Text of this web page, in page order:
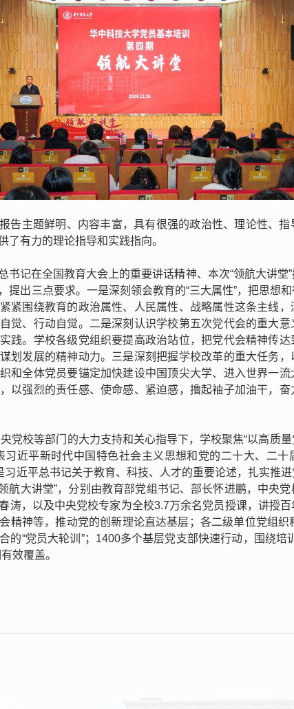
告主题鲜明、内容丰富，具有很强的政治性、理论性、
了有力的理论指导和实践指向。
书记在全国教育大会上的重要讲话精神、本次“领航大讲堂
提出三点要求。一是深刻领会教育的“三大属性”，把思想
紧围绕教育的政治属性、人民属性、战略属性这条主线
觉、行动自觉。二是深刻认识学校第五次党代会的重大意
践。学校各级党组织要提高政治站位，把党代会精神传
划发展的精神动力。三是深刻把握学校改革的重大任务
和全体党员要锚定加快建设中国顶尖大学、进入世界一
以强烈的责任感、使命感、紧迫感，撸起袖子加油干，
党校等部门的大力支持和关心指导下，学校聚焦“以高质
习近平新时代中国特色社会主义思想和党的二十大、二十
习近平总书记关于教育、科技、人才的重要论述，扎实推
航大讲堂”，分别由教育部党组书记、部长怀进鹏，中央
涛，以及中央党校专家为全校3.7万余名党员授课，讲授百
精神等，推动党的创新理论直达基层；各二级单位党组
的“党员大轮训”；1400多个基层党支部快速行动，围绕培
效覆盖。